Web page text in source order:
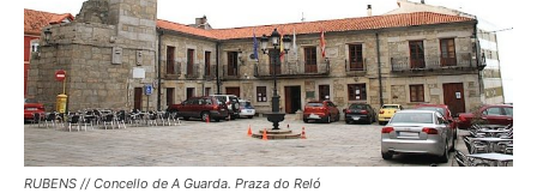
RUBENS // Concello de A Guarda. Praza do Reló